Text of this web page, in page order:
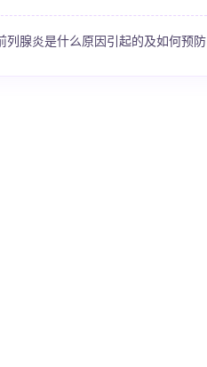
列腺炎是什么原因引起的及如何预防